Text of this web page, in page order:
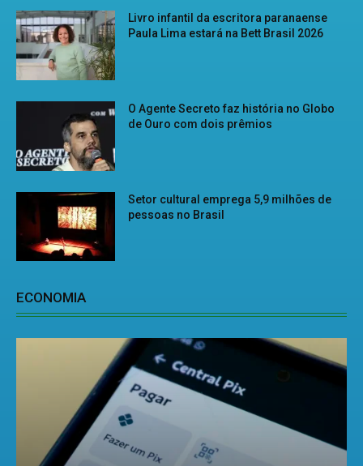
Livro infantil da escritora paranaense
Paula Lima estará na Bett Brasil 2026
O Agente Secreto faz história no Globo
de Ouro com dois prêmios
Setor cultural emprega 5,9 milhões de
pessoas no Brasil
ECONOMIA